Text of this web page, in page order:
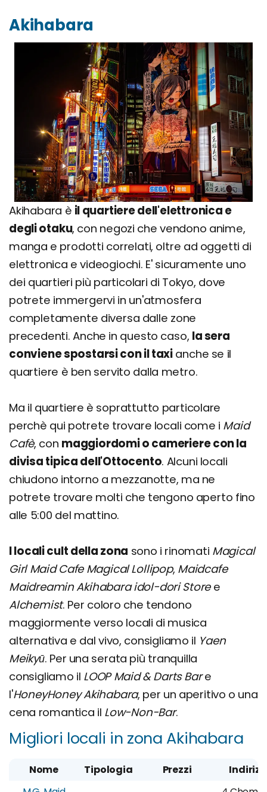
Akihabara
Akihabara è il quartiere dell'elettronica e
degli otaku, con negozi che vendono anime,
manga e prodotti correlati, oltre ad oggetti di
elettronica e videogiochi. E' sicuramente uno
dei quartieri più particolari di Tokyo, dove
potrete immergervi in un'atmosfera
completamente diversa dalle zone
precedenti. Anche in questo caso, la sera
conviene spostarsi con il taxi anche se il
quartiere è ben servito dalla metro.
Ma il quartiere è soprattutto particolare
perchè qui potrete trovare locali come i Maid
Cafè, con maggiordomi o cameriere con la
divisa tipica dell'Ottocento. Alcuni locali
chiudono intorno a mezzanotte, ma ne
potrete trovare molti che tengono aperto fino
alle 5:00 del mattino.
I locali cult della zona sono i rinomati Magical
Girl Maid Cafe Magical Lollipop, Maidcafe
Maidreamin Akihabara idol-dori Storee
Alchemist. Per coloro che tendono
maggiormente verso locali di musica
alternativa e dal vivo, consigliamo il Yaen
Meikyū. Per una serata più tranquilla
consigliamo il LOOP Maid & Darts Bare
l'HoneyHoney Akihabara, per un aperitivo o una
cena romantica il Low-Non-Bar.
Migliori locali in zona Akihabara
Nome Tipologia Prezzi